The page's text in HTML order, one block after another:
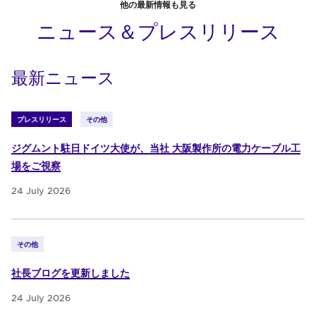
他の最新情報も見る
ニュース＆プレスリリース
最新ニュース
プレスリリース その他
ジグムント駐日ドイツ大使が、当社 大阪製作所の電力ケーブル工
場をご視察
24 July 2026
その他
社長ブログを更新しました
24 July 2026